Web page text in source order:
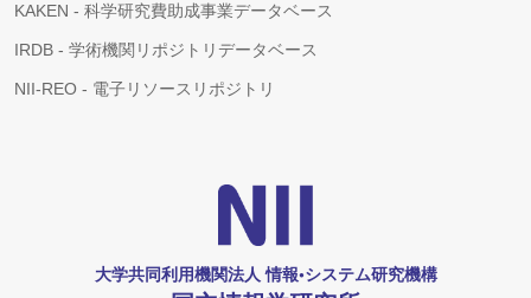
KAKEN - 科学研究費助成事業データベース
IRDB - 学術機関リポジトリデータベース
NII-REO - 電子リソースリポジトリ
大学共同利用機関法人 情報•システム研究機構